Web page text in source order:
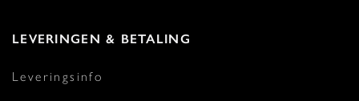
LEVERINGEN & BETALING
Leveringsinfo